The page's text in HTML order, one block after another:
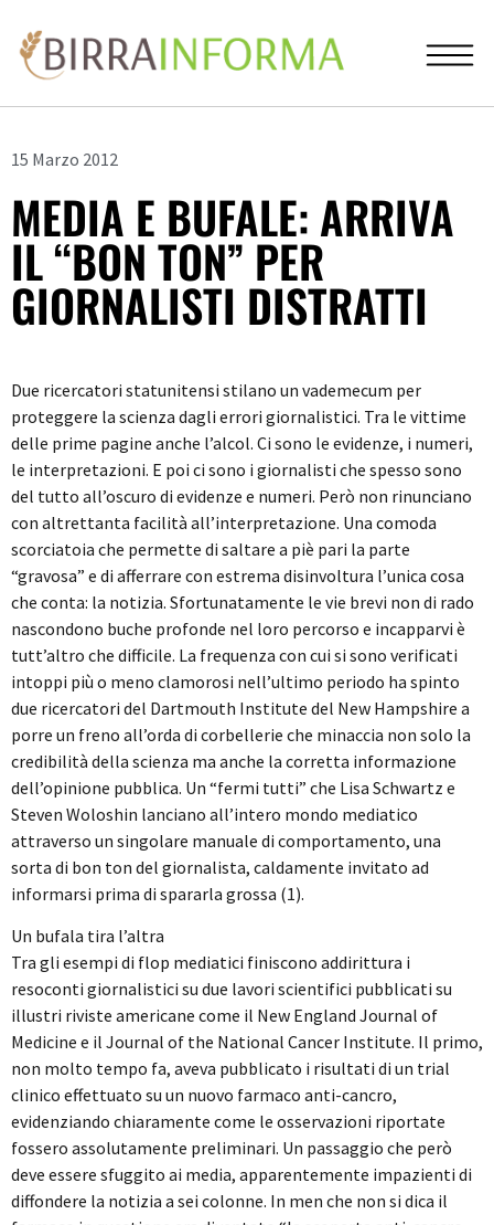
15 Marzo 2012
MEDIA E BUFALE: ARRIVA
IL “BON TON” PER
GIORNALISTI DISTRATTI
Due ricercatori statunitensi stilano un vademecum per
proteggere la scienza dagli errori giornalistici. Tra le vittime
delle prime pagine anche l’alcol. Ci sono le evidenze, i numeri,
le interpretazioni. E poi ci sono i giornalisti che spesso sono
del tutto all’oscuro di evidenze e numeri. Però non rinunciano
con altrettanta facilità all’interpretazione. Una comoda
scorciatoia che permette di saltare a piè pari la parte
“gravosa” e di afferrare con estrema disinvoltura l’unica cosa
che conta: la notizia. Sfortunatamente le vie brevi non di rado
nascondono buche profonde nel loro percorso e incapparvi è
tutt’altro che difficile. La frequenza con cui si sono verificati
intoppi più o meno clamorosi nell’ultimo periodo ha spinto
due ricercatori del Dartmouth Institute del New Hampshire a
porre un freno all’orda di corbellerie che minaccia non solo la
credibilità della scienza ma anche la corretta informazione
dell’opinione pubblica. Un “fermi tutti” che Lisa Schwartz e
Steven Woloshin lanciano all’intero mondo mediatico
attraverso un singolare manuale di comportamento, una
sorta di bon ton del giornalista, caldamente invitato ad
informarsi prima di spararla grossa (1).
Un bufala tira l’altra
Tra gli esempi di flop mediatici finiscono addirittura i
resoconti giornalistici su due lavori scientifici pubblicati su
illustri riviste americane come il New England Journal of
Medicine e il Journal of the National Cancer Institute. Il primo,
non molto tempo fa, aveva pubblicato i risultati di un trial
clinico effettuato su un nuovo farmaco anti-cancro,
evidenziando chiaramente come le osservazioni riportate
fossero assolutamente preliminari. Un passaggio che però
deve essere sfuggito ai media, apparentemente impazienti di
diffondere la notizia a sei colonne. In men che non si dica il